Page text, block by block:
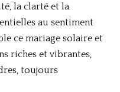
la clarté et la
au sentiment
ce mariage solaire et
riches et vibrantes,
toujours